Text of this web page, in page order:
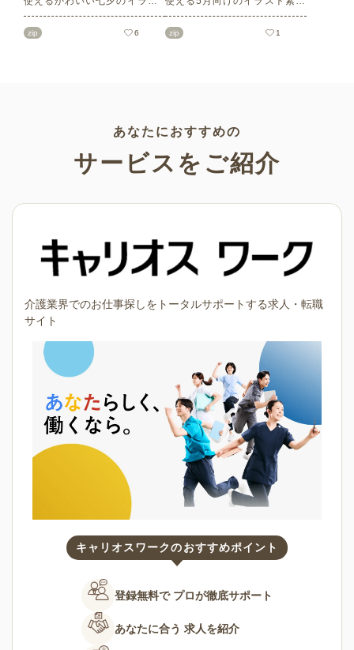
ト素材をご紹介します。短冊
の印刷用テンプレート、飾り
zip 6
を多数ご紹介します。商用フ
リーの可愛くておしゃれなイ
なシーンでご活用ください！
zip 1
あなたにおすすめの
サービスをご紹介
介護業界でのお仕事探しをトータルサポートする求人・転職
サイト
キャリオスワークのおすすめポイント
登録無料で プロが徹底サポート
あなたに合う 求人を紹介